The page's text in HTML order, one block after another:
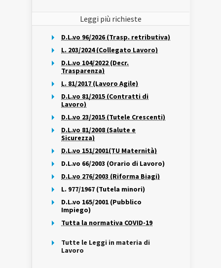
Leggi più richieste
D.L.vo 96/2026 (Trasp. retributiva)
L. 203/2024 (Collegato Lavoro)
D.L.vo 104/2022 (Decr.
Trasparenza)
L. 81/2017 (Lavoro Agile)
D.L.vo 81/2015 (Contratti di
Lavoro)
D.L.vo 23/2015 (Tutele Crescenti)
D.L.vo 81/2008 (Salute e
Sicurezza)
D.L.vo 151/2001(TU Maternità)
D.L.vo 66/2003 (Orario di Lavoro)
D.L.vo 276/2003 (Riforma Biagi)
L. 977/1967 (Tutela minori)
D.L.vo 165/2001 (Pubblico
Impiego)
Tutta la normativa COVID-19
Tutte le Leggi in materia di
Lavoro